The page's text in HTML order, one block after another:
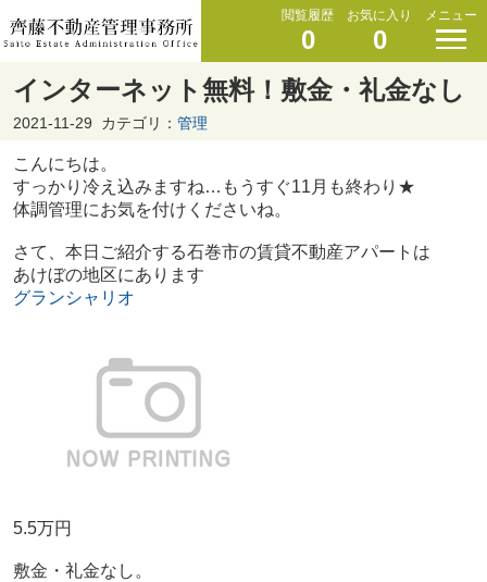
閲覧履歴
0
お気に入り
0
メニュー
インターネット無料！敷金・礼金なし
2021-11-29 カテゴリ： 管理
こんにちは。
すっかり冷え込みますね…もうすぐ11月も終わり★
体調管理にお気を付けくださいね。
さて、本日ご紹介する石巻市の賃貸不動産アパートは
あけぼの地区にあります
グランシャリオ
5.5万円
敷金・礼金なし。